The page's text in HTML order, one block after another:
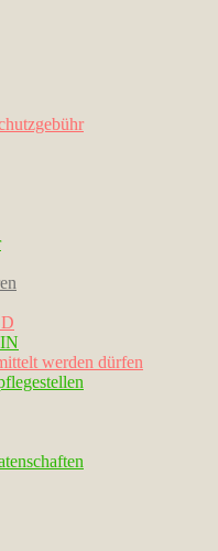
werden dürfen